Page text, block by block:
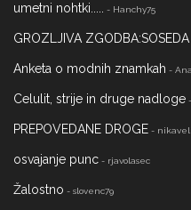
umetni nohtki..... - Hanchy75
GROZLJIVA ZGODBA:SOSEDA
Anketa o modnih znamkah -
Celulit, strije in druge nadloge
PREPOVEDANE DROGE -
osvajanje punc - rjavolasec
Žalostno - slovenc79